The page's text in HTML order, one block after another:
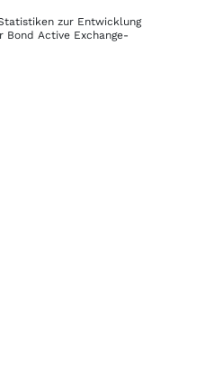
zur Entwicklung
Bond Active Exchange-